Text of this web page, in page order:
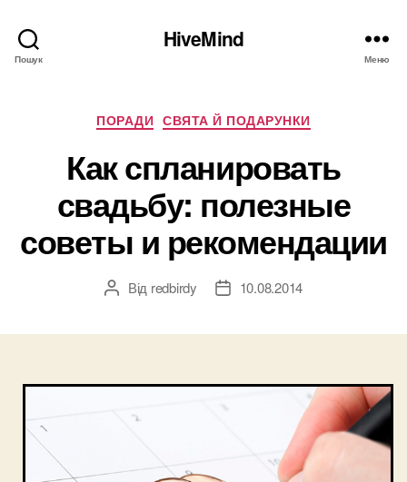
Пошук
HiveMind
Меню
Категорії
ПОРАДИ СВЯТА Й ПОДАРУНКИ
Как спланировать
свадьбу: полезные
советы и рекомендации
Автор
Від redbirdy
Дата10.08.2014